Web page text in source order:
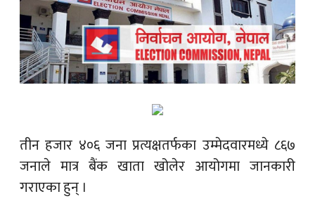
तीन हजार ४०६ जना प्रत्यक्षतर्फका उम्मेदवारमध्ये ८६७
जनाले मात्र बैंक खाता खोलेर आयोगमा जानकारी
गराएका हुन् ।